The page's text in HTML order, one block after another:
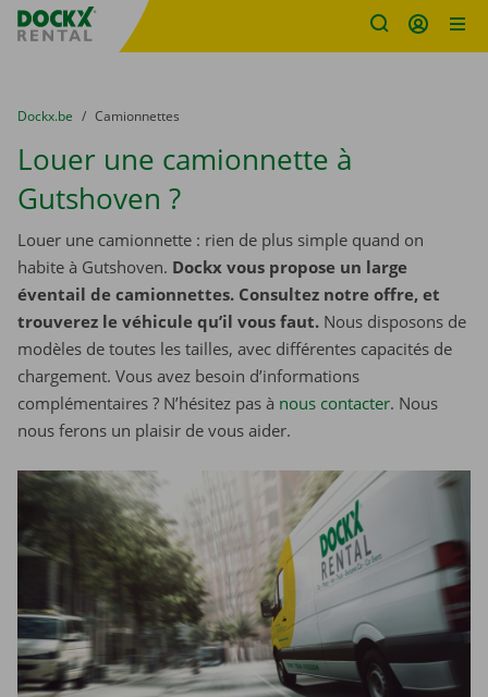
sitename
You are here:
du
Dockx.be to
Camionnettes
Louer une camionnette à
Gutshoven ?
Louer une camionnette : rien de plus simple quand on
habite à Gutshoven. Dockx vous propose un large
éventail de camionnettes. Consultez notre offre, et
trouverez le véhicule qu’il vous faut. Nous disposons de
modèles de toutes les tailles, avec différentes capacités de
chargement. Vous avez besoin d’informations
complémentaires ? N’hésitez pas à nous contacter. Nous
nous ferons un plaisir de vous aider.